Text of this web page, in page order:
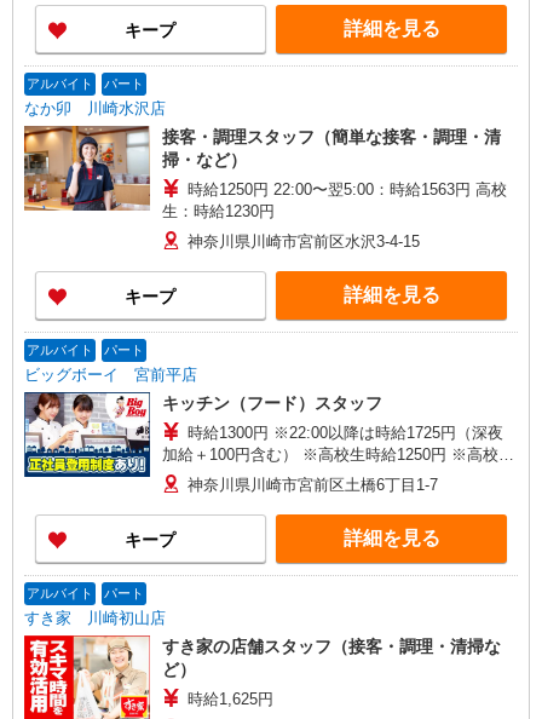
キープ 詳細を見る
アルバイト パート
なか卯 川崎水沢店
接客・調理スタッフ（簡単な接客・調理・清
掃・など）
時給1250円 22:00〜翌5:00：時給1563円 高校
生：時給1230円
神奈川県川崎市宮前区水沢3-4-15
キープ 詳細を見る
アルバイト パート
ビッグボーイ 宮前平店
キッチン（フード）スタッフ
時給1300円 ※22:00以降は時給1725円（深夜
加給＋100円含む） ※高校生時給1250円 ※高校生
は学校からの許可が必要な場合、通学中の学校か
らの許可証が必要となります。
神奈川県川崎市宮前区土橋6丁目1-7
キープ 詳細を見る
アルバイト パート
すき家 川崎初山店
すき家の店舗スタッフ（接客・調理・清掃な
ど）
時給1,625円